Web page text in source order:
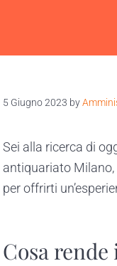
5 Giugno 2023 by
Sei alla ricerca di
antiquariato Milano,
per offrirti
Cosa